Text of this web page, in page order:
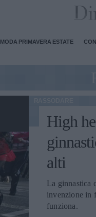
MODA PRIMAVERA ESTATE
High
alti
La ginnastica
invenzione in
funziona.